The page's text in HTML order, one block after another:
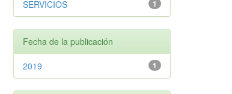
1
SERVICIOS
Fecha de la publicación
1
2019